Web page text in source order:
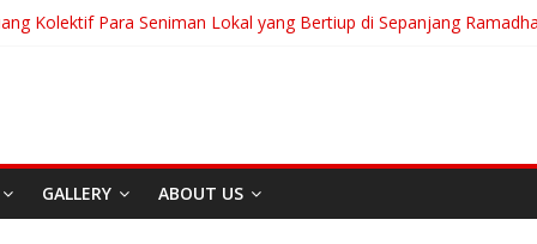
Kolektif Para Seniman Lokal yang Bertiup di Sepanjang
Dari Zagreb Untuk Bandung
GALLERY ABOUT US